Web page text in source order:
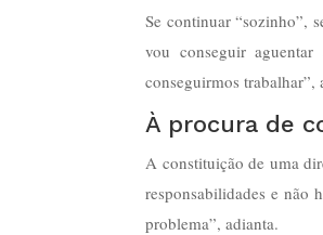
Se continuar “sozinho”,
vou conseguir
conseguirmos trabalhar”,
À procura de
A constituição de uma
responsabilidades e não
problema”, adianta.